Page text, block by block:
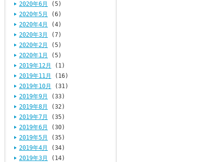
2020年6月
(5)
2020年5月
(6)
2020年4月
(4)
2020年3月
(7)
2020年2月
(5)
2020年1月
(5)
2019年12月
(1)
2019年11月
(16)
2019年10月
(31)
2019年9月
(33)
2019年8月
(32)
2019年7月
(35)
2019年6月
(30)
2019年5月
(35)
2019年4月
(34)
2019年3月
(14)